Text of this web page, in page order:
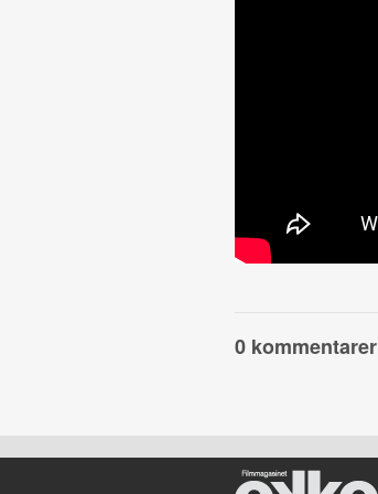
0 kommentarer